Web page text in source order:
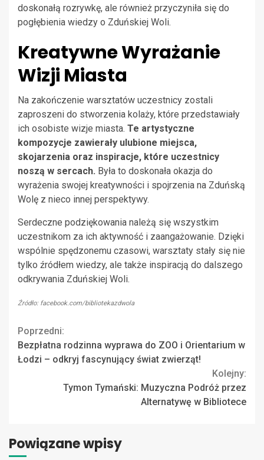
doskonałą rozrywkę, ale również przyczyniła się do
pogłębienia wiedzy o Zduńskiej Woli.
Kreatywne Wyrażanie
Wizji Miasta
Na zakończenie warsztatów uczestnicy zostali
zaproszeni do stworzenia kolaży, które przedstawiały
ich osobiste wizje miasta. Te artystyczne
kompozycje zawierały ulubione miejsca,
skojarzenia oraz inspiracje, które uczestnicy
noszą w sercach. Była to doskonała okazja do
wyrażenia swojej kreatywności i spojrzenia na Zduńską
Wolę z nieco innej perspektywy.
Serdeczne podziękowania należą się wszystkim
uczestnikom za ich aktywność i zaangażowanie. Dzięki
wspólnie spędzonemu czasowi, warsztaty stały się nie
tylko źródłem wiedzy, ale także inspiracją do dalszego
odkrywania Zduńskiej Woli.
Źródło: facebook.com/bibliotekazdwola
Continue
Reading
Poprzedni:
Bezpłatna rodzinna wyprawa do ZOO i Orientarium w
Łodzi – odkryj fascynujący świat zwierząt!
Kolejny:
Tymon Tymański: Muzyczna Podróż przez
Alternatywę w Bibliotece
Powiązane wpisy